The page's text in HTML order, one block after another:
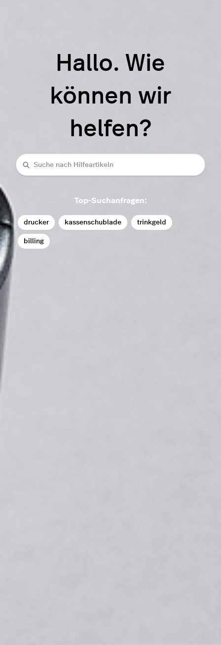
Hallo. Wie
können wir
helfen?
Suche
Top-Suchanfragen:
drucker kassenschublade trinkgeld
billing